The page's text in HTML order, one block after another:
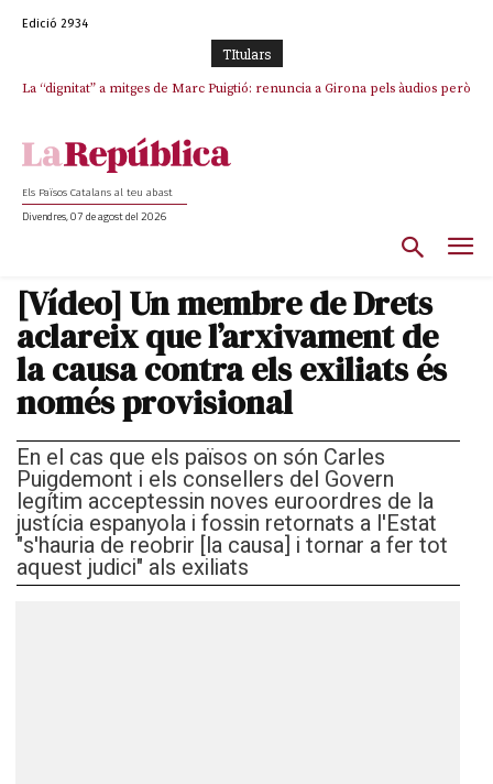
Edició 2934
TItulars
La “dignitat” a mitges de Marc Puigtió: renuncia a Girona pels àudios però
Els Països Catalans al teu abast
Divendres, 07 de agost del 2026
[Vídeo] Un membre de Drets
aclareix que l’arxivament de
la causa contra els exiliats és
només provisional
En el cas que els països on són Carles
Puigdemont i els consellers del Govern
legítim acceptessin noves euroordres de la
justícia espanyola i fossin retornats a l'Estat
"s'hauria de reobrir [la causa] i tornar a fer tot
aquest judici" als exiliats